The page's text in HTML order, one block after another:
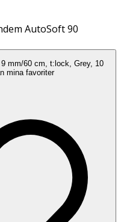
AutoSoft 90
mm/60 cm, t:lock, Grey, 10
mina favoriter